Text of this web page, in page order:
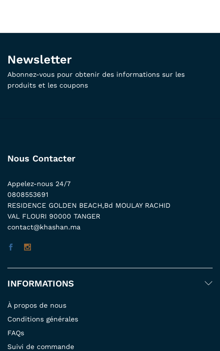
Newsletter
Abonnez-vous pour obtenir des informations sur les
produits et les coupons
Nous Contacter
Appelez-nous 24/7
0808553691
RESIDENCE GOLDEN BEACH,Bd MOULAY RACHID
VAL FLOURI 90000 TANGER
contact@khashan.ma
INFORMATIONS
À propos de nous
Conditions générales
FAQs
Suivi de commande